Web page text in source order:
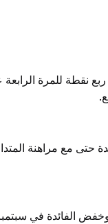
نقطة للمرة
حتى مع مراهنة